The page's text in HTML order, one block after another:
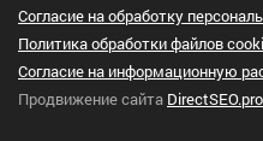
Согласие на обработку
Политика обработки файлов
Согласие на информационную
Продвижение сайта DirectSEO.pro